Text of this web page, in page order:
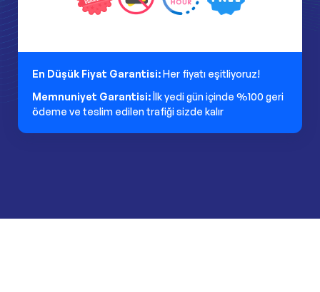
En Düşük Fiyat Garantisi:Her fiyatı eşitliyoruz!
Memnuniyet Garantisi:İlk yedi gün içinde %100 geri
ödeme ve teslim edilen trafiği sizde kalır